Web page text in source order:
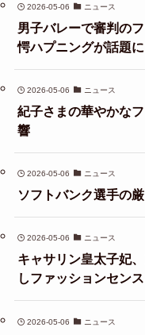
2026-05-06 ニュース
男子バレーで審判の
愕ハプニングが話題に
2026-05-06 ニュース
紀子さまの華やかな
響
2026-05-06 ニュース
ソフトバンク選手の
2026-05-06 ニュース
キャサリン皇太子妃
しファッションセン
2026-05-06 ニュース